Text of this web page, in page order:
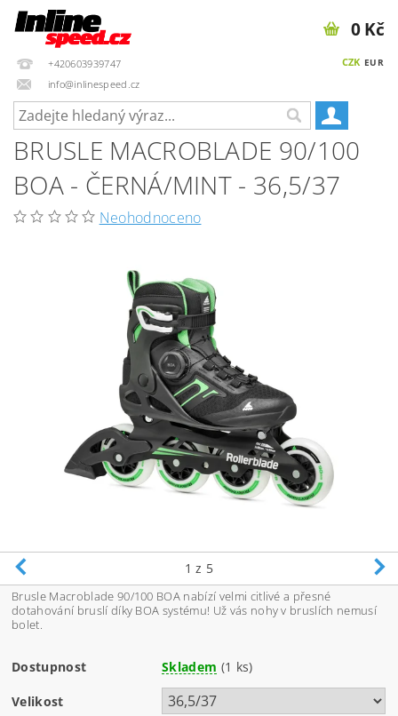
+420603939747
info@inlinespeed.cz
CZK EUR
0 Kč
BRUSLE MACROBLADE 90/100
BOA - ČERNÁ/MINT - 36,5/37
Neohodnoceno
1 z 5
Brusle Macroblade 90/100 BOA nabízí velmi citlivé a přesné
dotahování bruslí díky BOA systému! Už vás nohy v bruslích nemusí
bolet.
Dostupnost Skladem (1 ks)
Velikost